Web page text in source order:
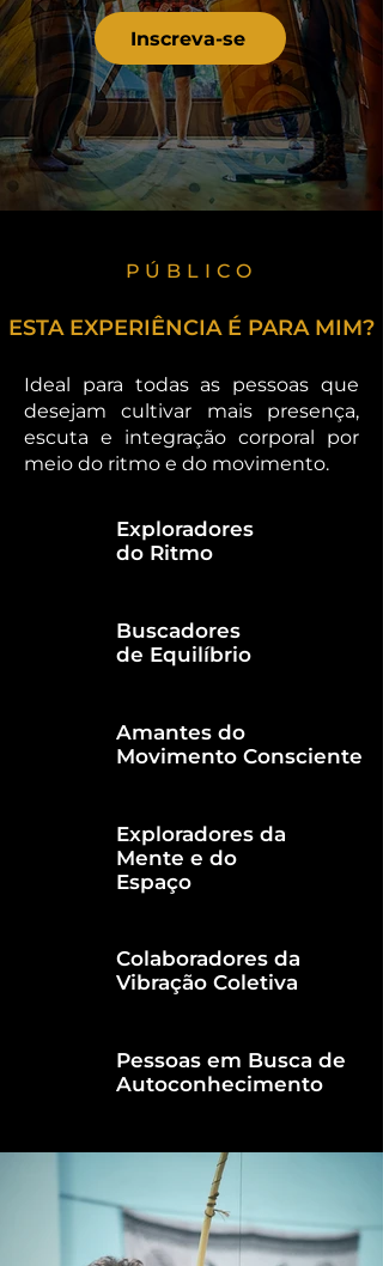
Inscreva-se
PÚBLICO
ESTA EXPERIÊNCIA É PARA MIM?
Ideal para todas as pessoas que
desejam cultivar mais presença,
escuta e integração corporal por
meio do ritmo e do movimento.
Exploradores
do Ritmo
Buscadores
de Equilíbrio
Amantes do
Movimento Consciente
Exploradores da
Mente e do
Espaço
Colaboradores da
Vibração Coletiva
Pessoas em Busca de
Autoconhecimento